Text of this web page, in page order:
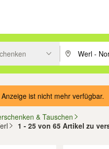
suchen, oder Vorschläge mit
PLZ oder Ort
ist nicht mehr verfügbar.
& Tauschen
1 - 25 von 65 Artikel zu